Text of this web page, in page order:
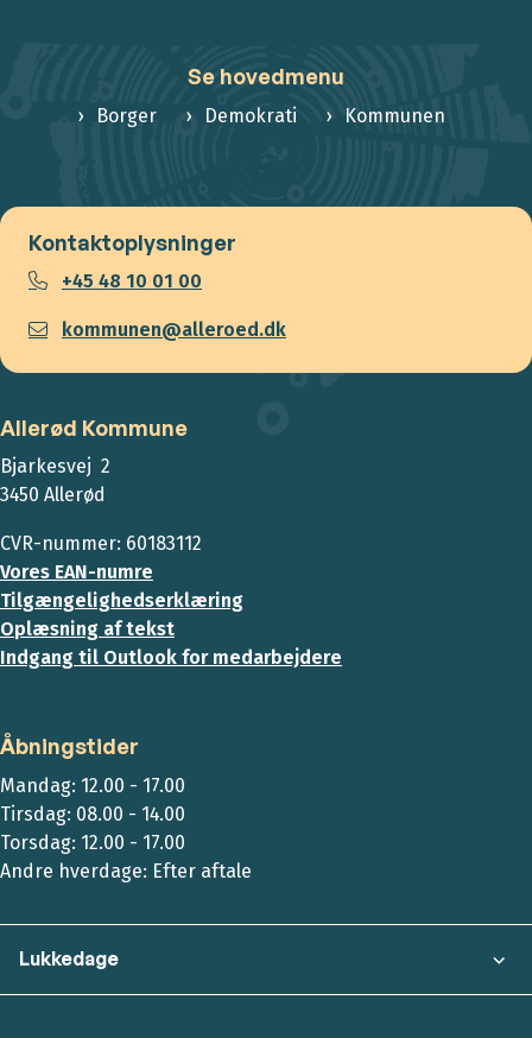
Se hovedmenu
Borger Demokrati Kommunen
Kontaktoplysninger
+45 48 10 01 00
kommunen@alleroed.dk
Allerød Kommune
Bjarkesvej 2
3450 Allerød
CVR-nummer: 60183112
Vores EAN-numre
Tilgængelighedserklæring
Oplæsning af tekst
Indgang til Outlook for medarbejdere
Åbningstider
Mandag: 12.00 - 17.00
Tirsdag: 08.00 - 14.00
Torsdag: 12.00 - 17.00
Andre hverdage: Efter aftale
Lukkedage